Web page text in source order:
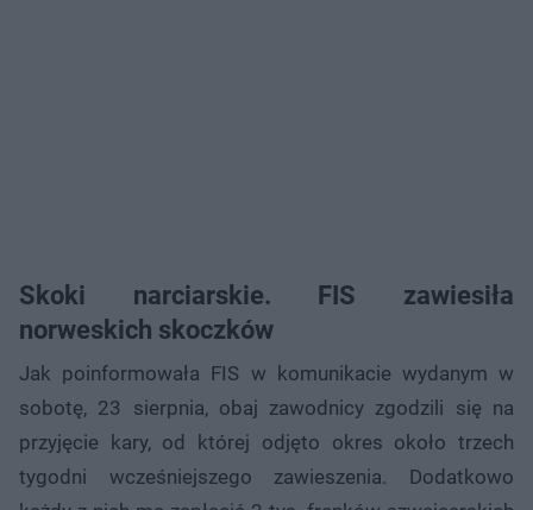
Skoki narciarskie. FIS zawiesiła
norweskich skoczków
Jak poinformowała FIS w komunikacie wydanym w
sobotę, 23 sierpnia, obaj zawodnicy zgodzili się na
przyjęcie kary, od której odjęto okres około trzech
tygodni wcześniejszego zawieszenia. Dodatkowo